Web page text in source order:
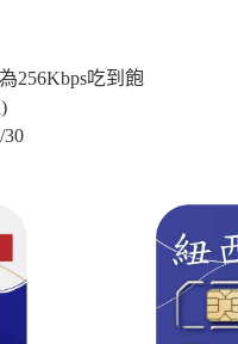
256Kbps吃到飽
30